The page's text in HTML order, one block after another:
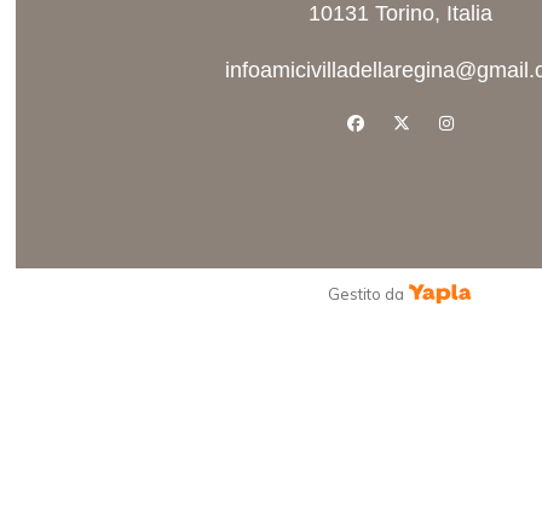
10131 Torino, Italia
facebookx-twitterinstagram
Gestito da